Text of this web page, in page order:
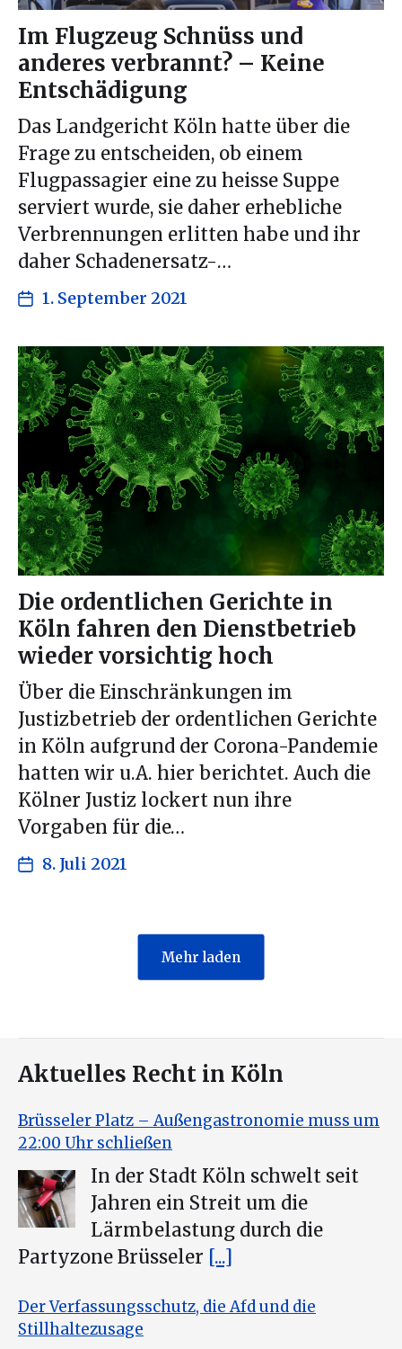
Im Flugzeug Schnüss und
anderes verbrannt? – Keine
Entschädigung
Das Landgericht Köln hatte über die
Frage zu entscheiden, ob einem
Flugpassagier eine zu heisse Suppe
serviert wurde, sie daher erhebliche
Verbrennungen erlitten habe und ihr
daher Schadenersatz-…
1. September 2021
Die ordentlichen Gerichte in
Köln fahren den Dienstbetrieb
wieder vorsichtig hoch
Über die Einschränkungen im
Justizbetrieb der ordentlichen Gerichte
in Köln aufgrund der Corona-Pandemie
hatten wir u.A. hier berichtet. Auch die
Kölner Justiz lockert nun ihre
Vorgaben für die…
8. Juli 2021
Mehr laden
Aktuelles Recht in Köln
Brüsseler Platz – Außengastronomie muss um
22:00 Uhr schließen
In der Stadt Köln schwelt seit
Jahren ein Streit um die
Lärmbelastung durch die
Partyzone Brüsseler [...]
Der Verfassungsschutz, die Afd und die
Stillhaltezusage